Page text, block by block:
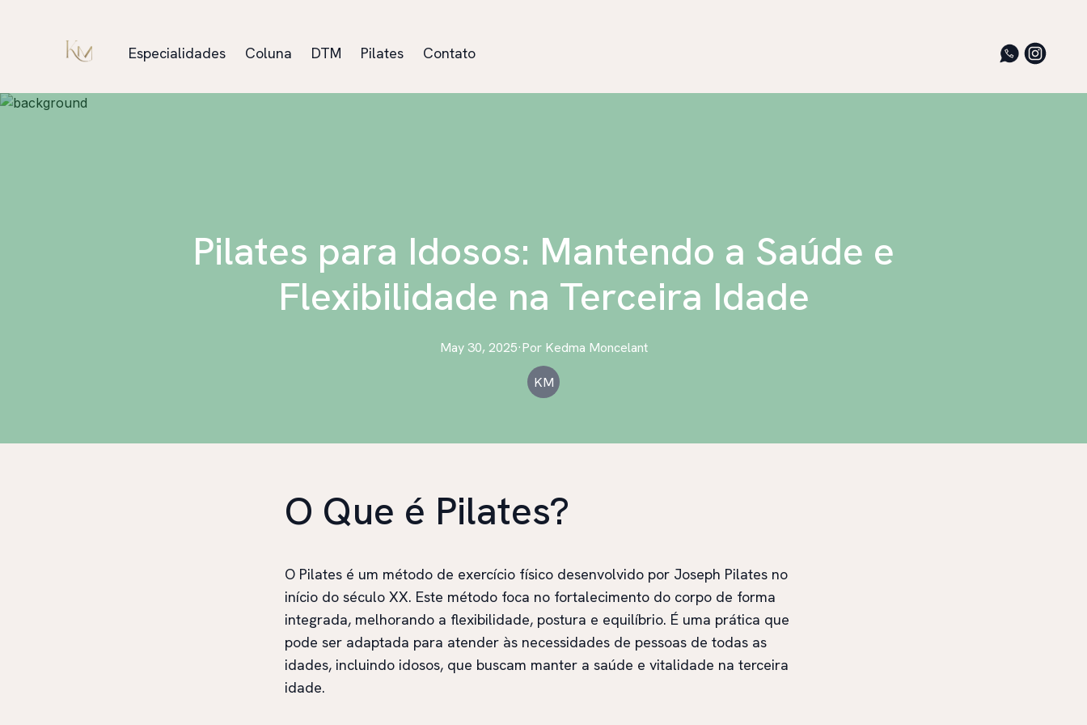
Especialidades Coluna DTM Pilates Contato
Pilates para Idosos: Mantendo a Saúde e
Flexibilidade na Terceira Idade
May 30, 2025·Por Kedma Moncelant
KM
O Que é Pilates?
O Pilates é um método de exercício físico desenvolvido por Joseph Pilates no
início do século XX. Este método foca no fortalecimento do corpo de forma
integrada, melhorando a flexibilidade, postura e equilíbrio. É uma prática que
pode ser adaptada para atender às necessidades de pessoas de todas as
idades, incluindo idosos, que buscam manter a saúde e vitalidade na terceira
idade.